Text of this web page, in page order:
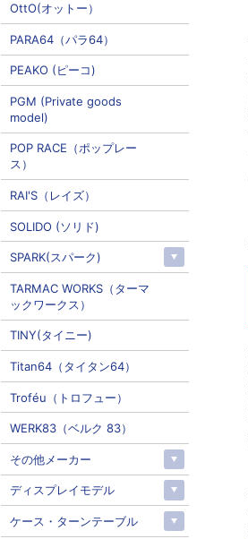
OttO(オットー）
PARA64（パラ64）
PEAKO (ピーコ)
PGM (Private goods
model)
POP RACE（ポップレー
ス）
RAI'S（レイズ）
SOLIDO (ソリド)
SPARK(スパーク)
TARMAC WORKS（ターマ
ックワークス）
TINY(タイニー)
Titan64（タイタン64）
Troféu（トロフュー）
WERK83（ベルク 83）
その他メーカー
ディスプレイモデル
ケース・ターンテーブル